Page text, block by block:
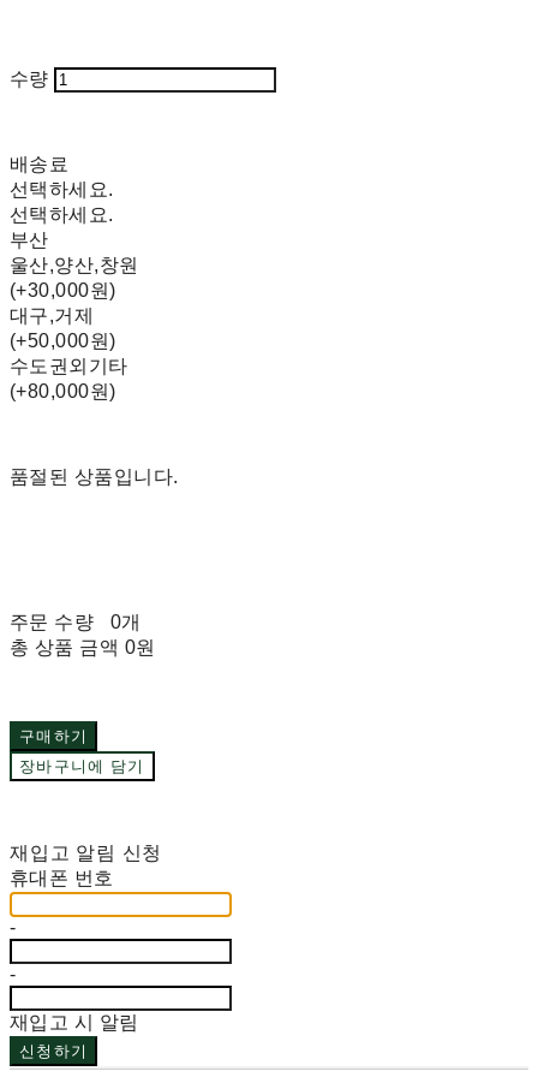
수량
배송료
선택하세요.
선택하세요.
부산
울산,양산,창원
(+30,000원)
대구,거제
(+50,000원)
수도권외기타
(+80,000원)
품절된 상품입니다.
주문 수량
0개
총 상품 금액 0원
구매하기
장바구니에 담기
재입고 알림 신청
휴대폰 번호
-
-
재입고 시 알림
신청하기